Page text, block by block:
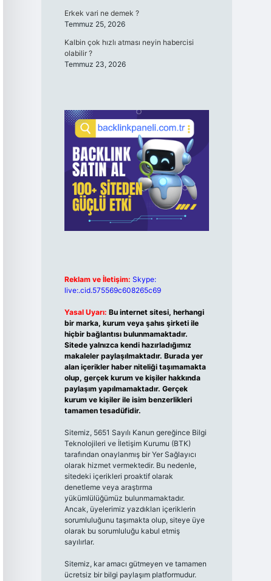
Erkek vari ne demek ?
Temmuz 25, 2026
Kalbin çok hızlı atması neyin habercisi
olabilir ?
Temmuz 23, 2026
Reklam ve İletişim: Skype:
live:.cid.575569c608265c69
Yasal Uyarı: Bu internet sitesi, herhangi
bir marka, kurum veya şahıs şirketi ile
hiçbir bağlantısı bulunmamaktadır.
Sitede yalnızca kendi hazırladığımız
makaleler paylaşılmaktadır. Burada yer
alan içerikler haber niteliği taşımamakta
olup, gerçek kurum ve kişiler hakkında
paylaşım yapılmamaktadır. Gerçek
kurum ve kişiler ile isim benzerlikleri
tamamen tesadüfidir.
Sitemiz, 5651 Sayılı Kanun gereğince Bilgi
Teknolojileri ve İletişim Kurumu (BTK)
tarafından onaylanmış bir Yer Sağlayıcı
olarak hizmet vermektedir. Bu nedenle,
sitedeki içerikleri proaktif olarak
denetleme veya araştırma
yükümlülüğümüz bulunmamaktadır.
Ancak, üyelerimiz yazdıkları içeriklerin
sorumluluğunu taşımakta olup, siteye üye
olarak bu sorumluluğu kabul etmiş
sayılırlar.
Sitemiz, kar amacı gütmeyen ve tamamen
ücretsiz bir bilgi paylaşım platformudur.